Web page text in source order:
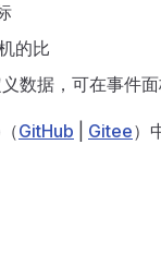
的比
数据，可在事件
（GitHub Gitee）